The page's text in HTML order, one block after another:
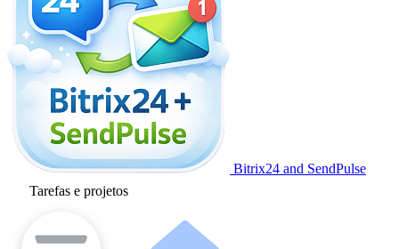
Bitrix24 and SendPulse
Tarefas e projetos